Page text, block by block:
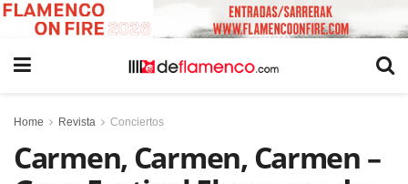
Home Revista Conciertos
Carmen, Carmen, Carmen –